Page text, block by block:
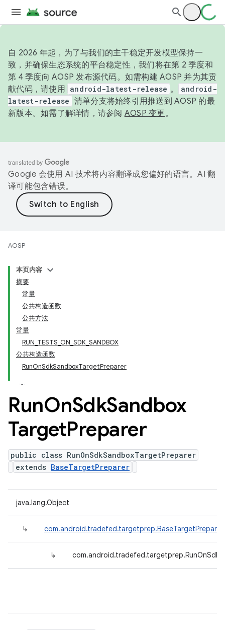
自 2026 年起，为了与我们的主干稳定开发模型保持一
致，并确保生态系统的平台稳定性，我们将在第 2 季度和
第 4 季度向 AOSP 发布源代码。如需构建 AOSP 并为其贡
献代码，请使用 android-latest-release 。
android-
latest-release 清单分支将始终引用推送到 AOSP 的最
新版本。如需了解详情，请参阅 AOSP 变更。
Google 会使用 AI 技术将内容翻译成您偏好的语言。AI 翻
译可能包含错误。
AOSP
本页内容
摘要
常量
公共构造函数
公共方法
常量
RUN_TESTS_ON_SDK_SANDBOX
公共构造函数
RunOnSdkSandboxTargetPreparer
RunOnSdkSandbox
TargetPreparer
public class RunOnSdkSandboxTargetPreparer
extends BaseTargetPreparer
java.lang.Object
↳ com.android.tradefed.targetprep.BaseTargetPreparer
↳